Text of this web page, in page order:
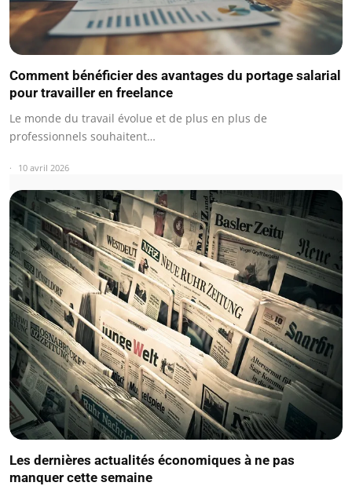
Comment bénéficier des avantages du portage salarial
pour travailler en freelance
Le monde du travail évolue et de plus en plus de
professionnels souhaitent…
10 avril 2026
Les dernières actualités économiques à ne pas
manquer cette semaine